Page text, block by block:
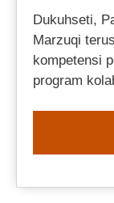
Dukuhseti,
Marzuqi
kompetensi
program